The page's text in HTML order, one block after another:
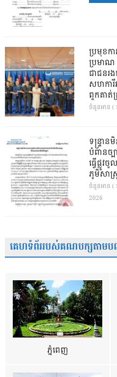
ប្រមុខក
ប្រមាណ
ជាជនរង
សហការី
ពួកគាត់
ចំនួនអាន (
ទន្ទ្រាន
បំពាន
ធ្វើផ្លូវ
ភូមិសាស្
ចំនួនអាន (
2026
គេហទំព័ររបស់គណបក្សតាមបណ្
ភ្នំពេញ